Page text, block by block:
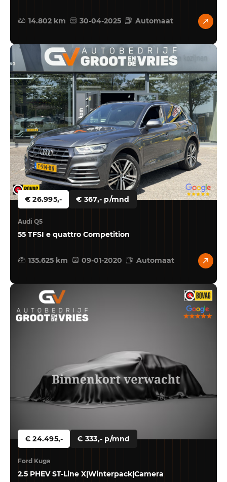
14.802 km 30-04-2025 Automaat
€ 26.995,- € 367,- p/mnd
Audi Q5
55 TFSI e quattro Competition
135.625 km 09-01-2020 Automaat
€ 24.495,- € 333,- p/mnd
Ford Kuga
2.5 PHEV ST-Line X|Winterpack|Camera